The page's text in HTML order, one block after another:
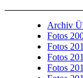
Archiv
Fotos
Fotos
Fotos
Fotos